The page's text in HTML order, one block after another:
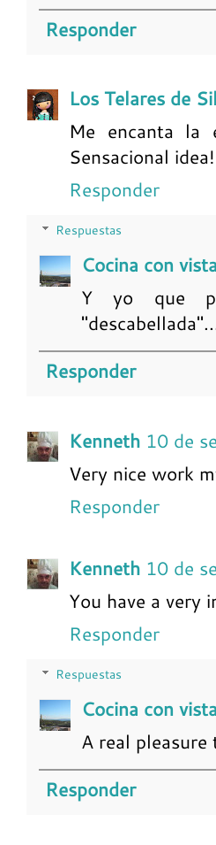
Responder
Los Telares de Sil
Me encanta la
Sensacional
Responder
Respuestas
Cocina con
Y yo que
Responder
Kenneth 10 de
Very nice work
Responder
Kenneth 10 de
You have a very
Responder
Respuestas
Cocina con
A real
Responder